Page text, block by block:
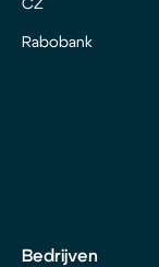
CZ
Rabobank
Bedrijven